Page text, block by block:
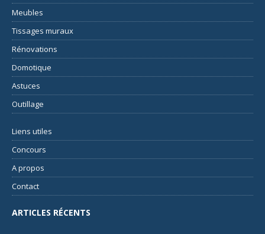
Meubles
Tissages muraux
Rénovations
Domotique
Astuces
Outillage
Liens utiles
Concours
A propos
Contact
ARTICLES RÉCENTS